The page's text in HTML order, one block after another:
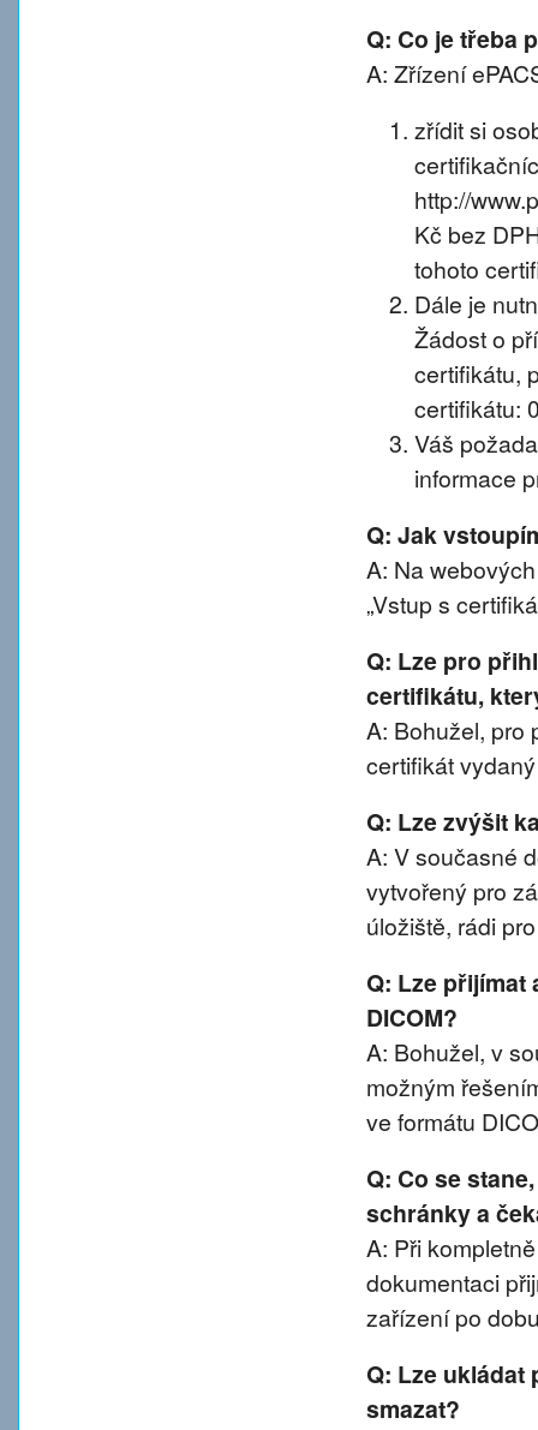
Q: Co je třeba
A: Zřízení
zřídit si
http://
Kč bez
tohoto
Dále je
Žádost o
certifikátu,
certifikátu:
Váš
informace
Q: Jak
A: Na
„Vstup s
Q: Lze pro
certifikátu,
A: Bohužel, pro
certifikát
Q: Lze zvýšit
A: V současné
vytvořený pro
úložiště, rádi
Q: Lze přijímat
DICOM?
A: Bohužel, v
možným
ve formátu
Q: Co se
schránky a
A: Při
dokumentaci
zařízení po
Q: Lze
smazat?